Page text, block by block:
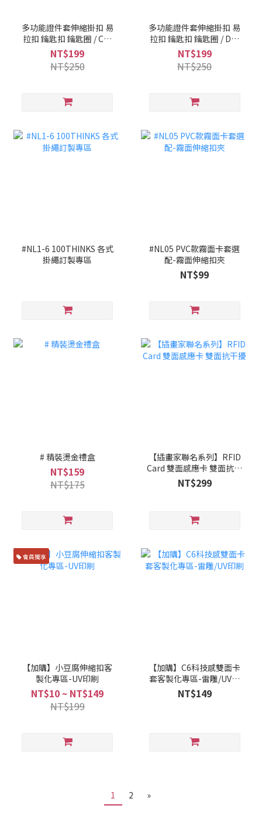
多功能證件套伸縮掛扣 易
拉扣 鑰匙扣 鑰匙圈 / C款
(免費客製化)
NT$199
NT$250
多功能證件套伸縮掛扣 易
拉扣 鑰匙扣 鑰匙圈 / D款
(免費客製化)
NT$199
NT$250
#NL1-6 100THINKS 各式
掛繩訂製專區
#NL05 PVC款霧面卡套選
配-霧面伸縮扣夾
NT$99
# 精裝燙金禮盒
NT$159
NT$175
【插畫家聯名系列】RFID
Card 雙面感應卡 雙面抗干
擾
NT$299
會員獨享
【加購】小豆腐伸縮扣客
製化專區-UV印刷
NT$10 ~ NT$149
NT$199
【加購】C6科技感雙面卡
套客製化專區-雷雕/UV印
刷
NT$149
1 2 »